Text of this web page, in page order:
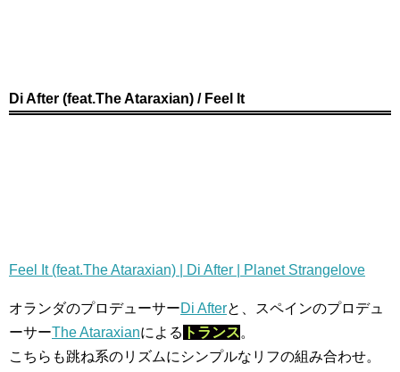
Di After (feat.The Ataraxian) / Feel It
Feel It (feat.The Ataraxian) | Di After | Planet Strangelove
オランダのプロデューサーDi Afterと、スペインのプロデュ
ーサーThe Ataraxianによる トランス。
こちらも跳ね系のリズムにシンプルなリフの組み合わせ。